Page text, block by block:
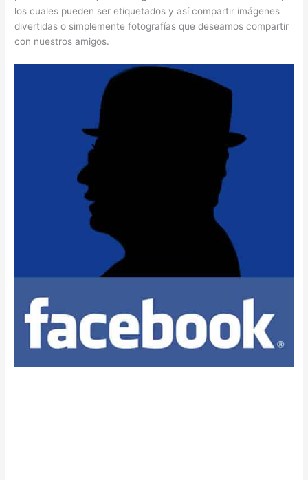
los cuales pueden ser etiquetados y así compartir imágenes
divertidas o simplemente fotografías que deseamos compartir
con nuestros amigos.